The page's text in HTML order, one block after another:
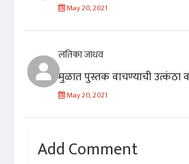
May 20, 2021
लतिका जाधव
मुळात पुस्तक वाचण्याची उत्कंठा
May 20, 2021
Add Comment